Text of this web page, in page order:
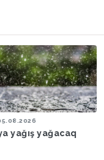
yağış yağacaq